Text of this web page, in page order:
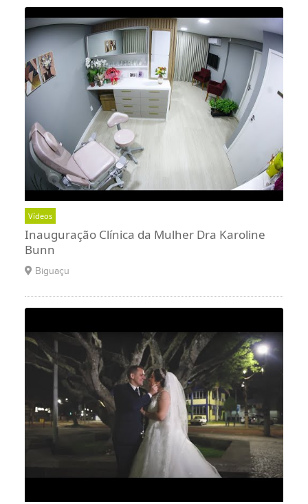
Vídeos
Inauguração Clínica da Mulher Dra Karoline
Bunn
Biguaçu